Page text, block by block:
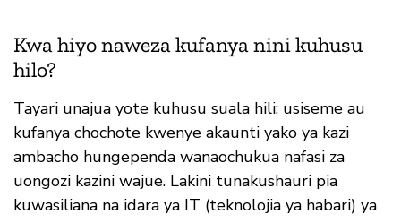
Kwa hiyo naweza kufanya nini kuhusu
hilo?
Tayari unajua yote kuhusu suala hili: usiseme au
kufanya chochote kwenye akaunti yako ya kazi
ambacho hungependa wanaochukua nafasi za
uongozi kazini wajue. Lakini tunakushauri pia
kuwasiliana na idara ya IT (teknolojia ya habari) ya